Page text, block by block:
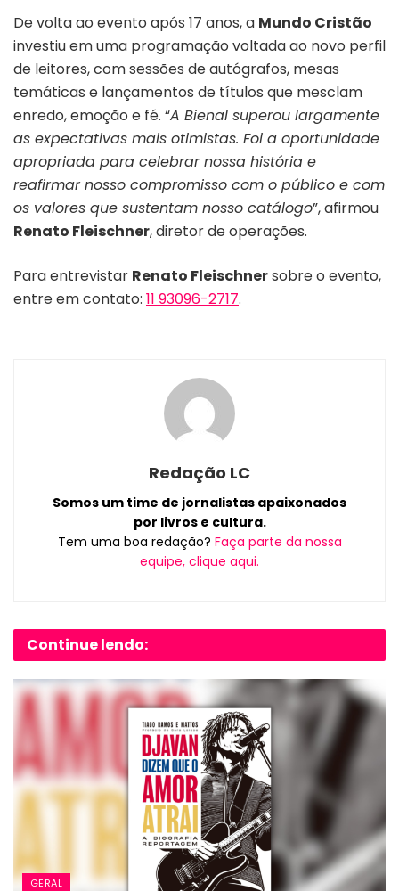
De volta ao evento após 17 anos, a Mundo Cristão
investiu em uma programação voltada ao novo perfil
de leitores, com sessões de autógrafos, mesas
temáticas e lançamentos de títulos que mesclam
enredo, emoção e fé. “A Bienal superou largamente
as expectativas mais otimistas. Foi a oportunidade
apropriada para celebrar nossa história e
reafirmar nosso compromisso com o público e com
os valores que sustentam nosso catálogo”, afirmou
Renato Fleischner, diretor de operações.
Para entrevistar Renato Fleischnersobre o evento,
entre em contato: 11 93096-2717.
Redação LC
Somos um time de jornalistas apaixonados
por livros e cultura.
Tem uma boa redação? Faça parte da nossa
equipe, clique aqui.
Continue lendo:
GERAL